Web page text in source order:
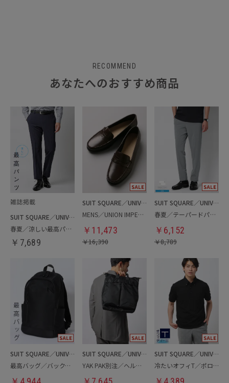
RECOMMEND
あなたへのおすすめ商品
SUIT SQUARE／UNIVERSAL LANGUAGE
春夏／涼しい最高パンツ
￥ 7,689
SUIT SQUARE／UNIVERSAL LANGUAGE
MENS／UNION IMPERIAL監修／コインローファー
￥ 11,473
￥16,390
SUIT SQUARE／UNIVERSAL LANGUAGE
春夏／テーパードパンツ
￥ 6,152
￥8,789
SUIT SQUARE／UNIVERSAL LANGUAGE
最高バッグ／バックパック
SUIT SQUARE／UNIVERSAL LANGUAGE
YAK PAK別注／ヘルメットバッグ
SUIT SQUARE／UNIVERSAL LANGUAGE
冷たいオフィT／ポロシャツ